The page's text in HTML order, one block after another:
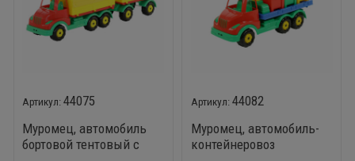
44075
Муромец, автомобиль
бортовой тентовый с
44082
Муромец, автомобиль-
контейнеровоз